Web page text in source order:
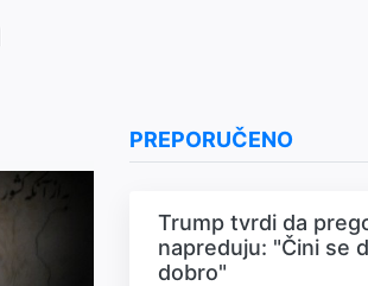
PREPORUČENO
Trump tvrdi da
napreduju: "Čini se
dobro"